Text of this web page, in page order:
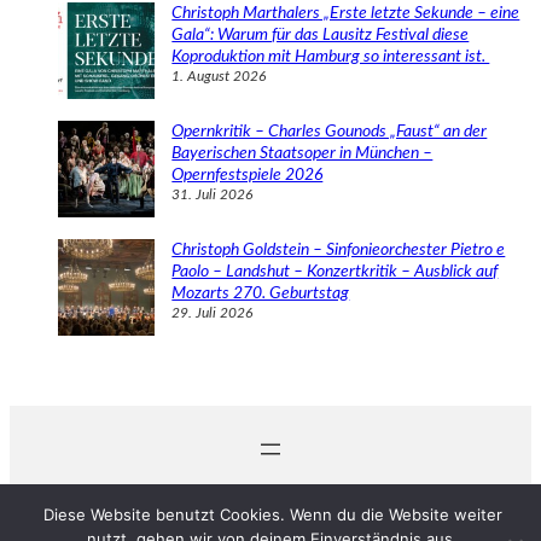
Christoph Marthalers „Erste letzte Sekunde – eine
Gala“: Warum für das Lausitz Festival diese
Koproduktion mit Hamburg so interessant ist.
1. August 2026
Opernkritik – Charles Gounods „Faust“ an der
Bayerischen Staatsoper in München –
Opernfestspiele 2026
31. Juli 2026
Christoph Goldstein – Sinfonieorchester Pietro e
Paolo – Landshut – Konzertkritik – Ausblick auf
Mozarts 270. Geburtstag
29. Juli 2026
Diese Website benutzt Cookies. Wenn du die Website weiter